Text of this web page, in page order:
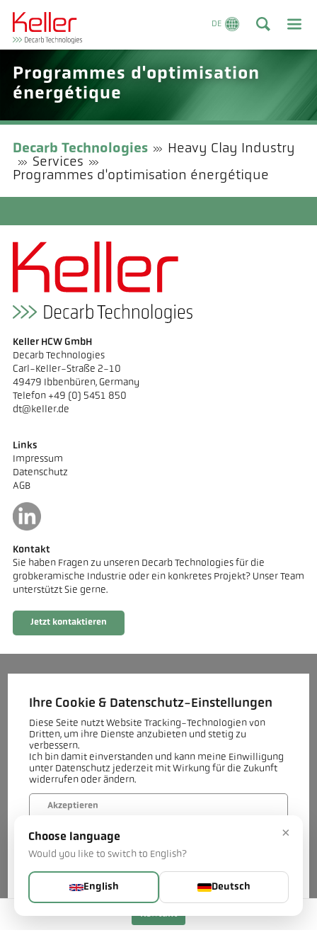
DE
Kontakt
Programmes d'optimisation
énergétique
Decarb Technologies
Heavy Clay Industry
Services
Programmes d'optimisation énergétique
Keller HCW GmbH
Decarb Technologies
Carl-Keller-Straße 2-10
49479 Ibbenbüren, Germany
Telefon +49 (0) 5451 850
dt@keller.de
Links
Impressum
Datenschutz
AGB
Kontakt
Sie haben Fragen zu unseren Decarb Technologies für die
grobkeramische Industrie oder ein konkretes Projekt? Unser Team
unterstützt Sie gerne.
Jetzt kontaktieren
Ihre Cookie & Datenschutz-Einstellungen
Diese Seite nutzt Website Tracking-Technologien von
Dritten, um ihre Dienste anzubieten und stetig zu
verbessern.
Ich bin damit einverstanden und kann meine Einwilligung
unter Datenschutz jederzeit mit Wirkung für die Zukunft
widerrufen oder ändern.
Akzeptieren
Verweigern
Mehr...
×
Choose language
Would you like to switch to English?
English Deutsch